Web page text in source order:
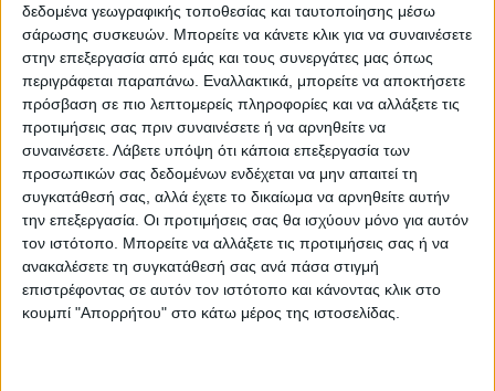
δεδομένα γεωγραφικής τοποθεσίας και ταυτοποίησης μέσω
σάρωσης συσκευών. Μπορείτε να κάνετε κλικ για να συναινέσετε
στην επεξεργασία από εμάς και τους συνεργάτες μας όπως
περιγράφεται παραπάνω. Εναλλακτικά, μπορείτε να αποκτήσετε
πρόσβαση σε πιο λεπτομερείς πληροφορίες και να αλλάξετε τις
προτιμήσεις σας πριν συναινέσετε ή να αρνηθείτε να
συναινέσετε. Λάβετε υπόψη ότι κάποια επεξεργασία των
προσωπικών σας δεδομένων ενδέχεται να μην απαιτεί τη
συγκατάθεσή σας, αλλά έχετε το δικαίωμα να αρνηθείτε αυτήν
την επεξεργασία. Οι προτιμήσεις σας θα ισχύουν μόνο για αυτόν
τον ιστότοπο. Μπορείτε να αλλάξετε τις προτιμήσεις σας ή να
ανακαλέσετε τη συγκατάθεσή σας ανά πάσα στιγμή
επιστρέφοντας σε αυτόν τον ιστότοπο και κάνοντας κλικ στο
κουμπί "Απορρήτου" στο κάτω μέρος της ιστοσελίδας.